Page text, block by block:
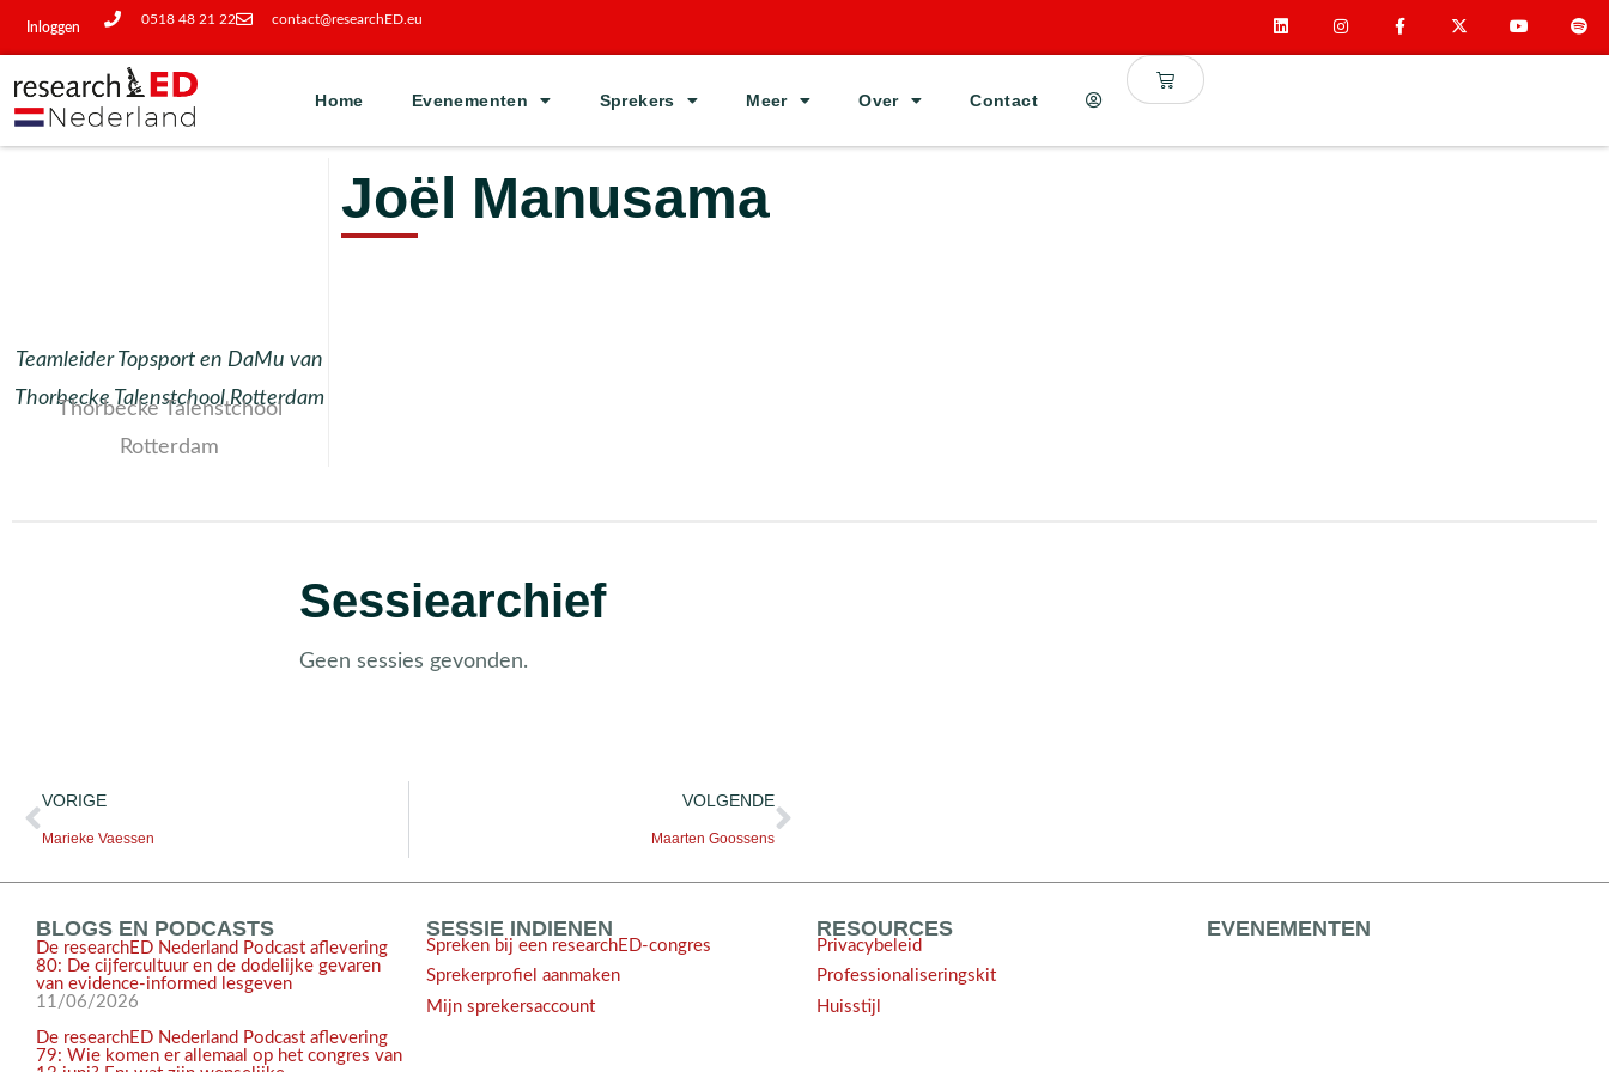
Inloggen
0518 48 21 22 contact@researchED.eu
Home Evenementen Sprekers Meer Over Contact
Teamleider Topsport en DaMu van
Thorbecke Talenstchool Rotterdam
Thorbecke Talenstchool
Rotterdam
Joël Manusama
Sessiearchief
Geen sessies gevonden.
VORIGE
Marieke Vaessen
VOLGENDE
Maarten Goossens
BLOGS EN PODCASTS
De researchED Nederland Podcast aflevering
80: De cijfercultuur en de dodelijke gevaren
van evidence-informed lesgeven
11/06/2026
De researchED Nederland Podcast aflevering
79: Wie komen er allemaal op het congres van
SESSIE INDIENEN
Spreken bij een researchED-congres
Sprekerprofiel aanmaken
Mijn sprekersaccount
RESOURCES
Privacybeleid
Professionaliseringskit
Huisstijl
EVENEMENTEN